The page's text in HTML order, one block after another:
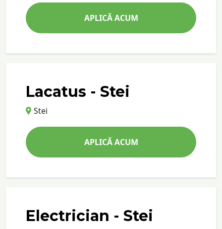
APLICĂ ACUM
Lacatus - Stei
Stei
APLICĂ ACUM
Electrician - Stei